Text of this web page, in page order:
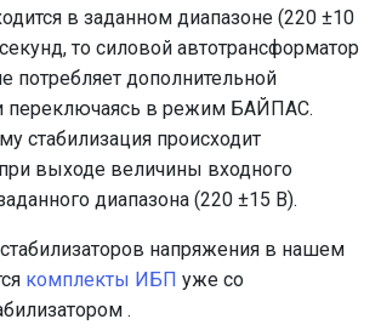
в заданном диапазоне (220 ±10
то силовой автотрансформатор
потребляет дополнительной
переключаясь в режим БАЙПАС.
стабилизация происходит
выходе величины входного
диапазона (220 ±15 В).
напряжения в нашем
комплекты ИБП уже со
.